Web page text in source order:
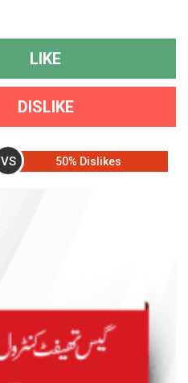
LIKE
DISLIKE
VS 50% Dislikes